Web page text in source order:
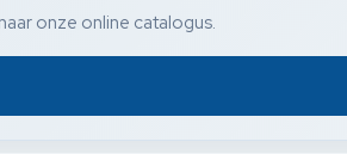
onze online catalogus.